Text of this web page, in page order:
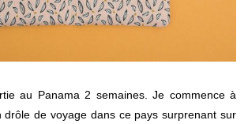
au Panama 2 semaines. Je commence à
drôle de voyage dans ce pays surprenant sur